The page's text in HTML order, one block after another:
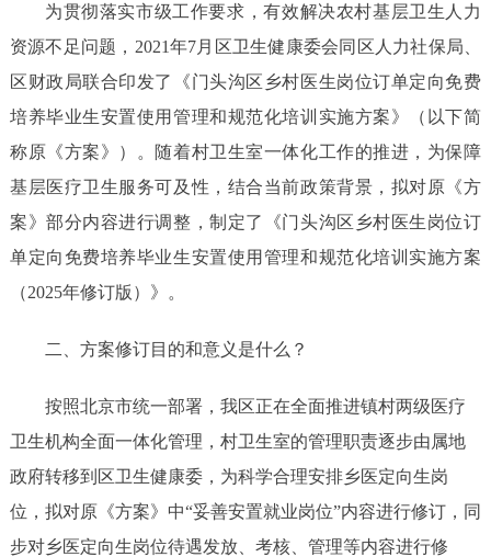
为贯彻落实市级工作要求，有效解决农村基层卫生人力
资源不足问题， 2021年7月区卫生健康委会同区人力社保局、
区财政局联合印发了《门头沟区乡村医生岗位订单定向免费
培养毕业生安置使用管理和规范化培训实施方案》（以下简
称原《方案》）。随着村卫生室一体化工作的推进，为保障
基层医疗卫生服务可及性，结合当前政策背景，拟对原《方
案》部分内容进行调整，制定了
《门头沟区乡村医生岗位订
单定向免费培养毕业生安置使用管理和规范化培训实施方案
（2025年修订版）》 。
二、 方案修订目的和意义是什么？
按照北京市统一部署，我区正在全面推进镇村两级医疗
卫生机构全面一体化管理，村卫生室的管理职责逐步由属地
政府转移到区卫生健康委，为科学合理安排乡医定向生岗
位，拟对原《方案》中“妥善安置就业岗位”内容进行修订，同
步对乡医定向生岗位待遇发放、考核、管理等内容进行修